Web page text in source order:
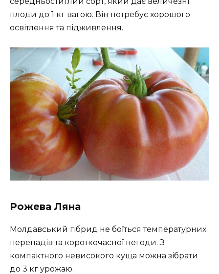
плоди до 1 кг вагою. Він потребує хорошого
освітлення та підживлення.
Рожева Ляна
Молдавський гібрид не боїться температурних
перепадів та короткочасної негоди. З
компактного невисокого куща можна зібрати
до 3 кг урожаю.